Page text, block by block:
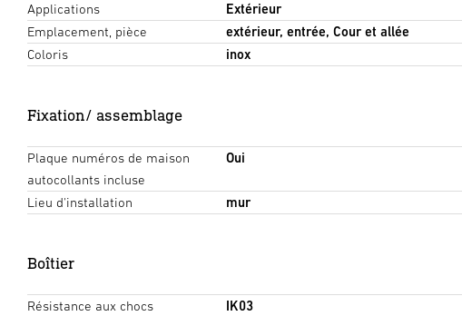
Applications
Extérieur
Emplacement, pièce
extérieur, entrée, Cour et allée
Coloris
inox
Fixation/ assemblage
Plaque numéros de maison
autocollants incluse
Oui
Lieu d'installation mur
Boîtier
Résistance aux chocs
IK03